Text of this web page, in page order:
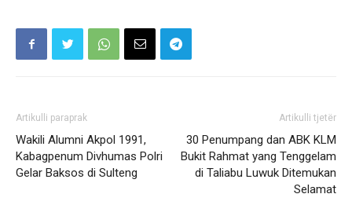
Artikulli paraprak
Wakili Alumni Akpol 1991,
Kabagpenum Divhumas Polri
Gelar Baksos di Sulteng
Artikulli tjetër
30 Penumpang dan ABK KLM
Bukit Rahmat yang Tenggelam
di Taliabu Luwuk Ditemukan
Selamat